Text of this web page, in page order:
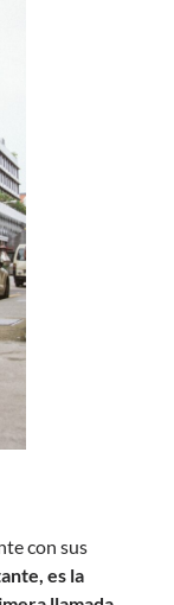
con sus
es la